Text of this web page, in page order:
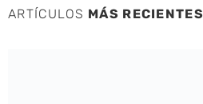
ARTÍCULOS MÁS RECIENTES